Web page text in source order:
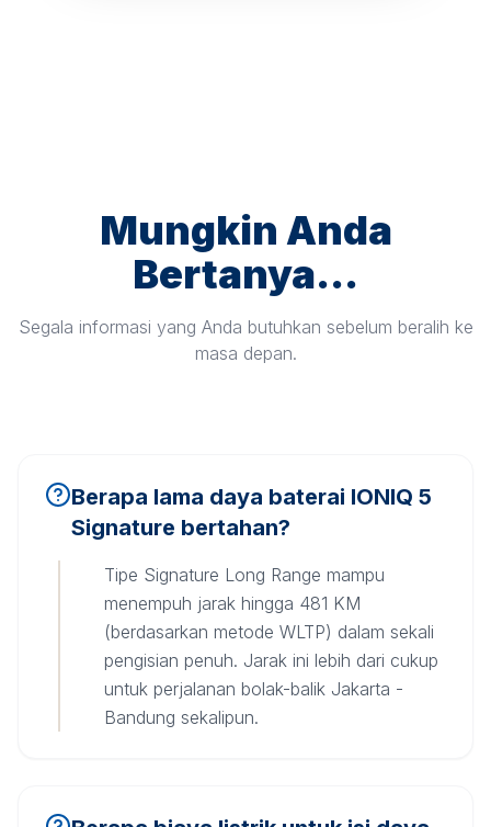
Mungkin Anda
Bertanya...
Segala informasi yang Anda butuhkan sebelum beralih ke
masa depan.
Berapa lama daya baterai IONIQ 5
Signature bertahan?
Tipe Signature Long Range mampu
menempuh jarak hingga 481 KM
(berdasarkan metode WLTP) dalam sekali
pengisian penuh. Jarak ini lebih dari cukup
untuk perjalanan bolak-balik Jakarta -
Bandung sekalipun.